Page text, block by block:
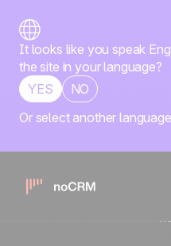
It looks like you speak
the site in your language?
YES
NO
Or select another language
Sie suchen ein